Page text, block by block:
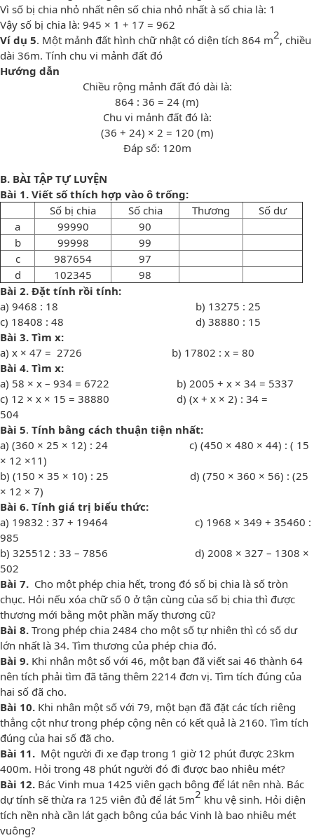
Vì số bị chia nhỏ nhất nên số chia nhỏ nhất à số chia là: 1
Vậy số bị chia là: 945 × 1 + 17 = 962
Ví dụ 5. Một mảnh đất hình chữ nhật có diện tích 864 m2, chiều
dài 36m. Tính chu vi mảnh đất đó
Hướng dẫn
Chiều rộng mảnh đất đó dài là:
864 : 36 = 24 (m)
Chu vi mảnh đất đó là:
(36 + 24) × 2 = 120 (m)
Đáp số: 120m
B. BÀI TẬP TỰ LUYỆN
Bài 1. Viết số thích hợp vào ô trống:
Số bị chia
Số chia Thương
Số dư
a
99990
90
b
99998
99
c
987654
97
d
102345
98
Bài 2. Đặt tính rồi tính:
a) 9468 : 18 b) 13275 : 25
c) 18408 : 48 d) 38880 : 15
Bài 3. Tìm x:
a) x × 47 = 2726 b) 17802 : x = 80
Bài 4. Tìm x:
a) 58 × x – 934 = 6722 b) 2005 + x × 34 = 5337
c) 12 × x × 15 = 38880 d) (x + x × 2) : 34 =
504
Bài 5. Tính bằng cách thuận tiện nhất:
a) (360 × 25 × 12) : 24 c) (450 × 480 × 44) : ( 15
× 12 ×11)
b) (150 × 35 × 10) : 25 d) (750 × 360 × 56) : (25
× 12 × 7)
Bài 6. Tính giá trị biểu thức:
a) 19832 : 37 + 19464 c) 1968 × 349 + 35460 :
985
b) 325512 : 33 – 7856 d) 2008 × 327 – 1308 ×
502
Bài 7. Cho một phép chia hết, trong đó số bị chia là số tròn
chục. Hỏi nếu xóa chữ số 0 ở tận cùng của số bị chia thì được
thương mới bằng một phần mấy thương cũ?
Bài 8. Trong phép chia 2484 cho một số tự nhiên thì có số dư
lớn nhất là 34. Tìm thương của phép chia đó.
Bài 9. Khi nhân một số với 46, một bạn đã viết sai 46 thành 64
nên tích phải tìm đã tăng thêm 2214 đơn vị. Tìm tích đúng của
hai số đã cho.
Bài 10. Khi nhân một số với 79, một bạn đã đặt các tích riêng
thẳng cột như trong phép cộng nên có kết quả là 2160. Tìm tích
đúng của hai số đã cho.
Bài 11. Một người đi xe đạp trong 1 giờ 12 phút được 23km
400m. Hỏi trong 48 phút người đó đi được bao nhiêu mét?
Bài 12. Bác Vinh mua 1425 viên gạch bông để lát nên nhà. Bác
dự tính sẽ thừa ra 125 viên đủ để lát 5m2 khu vệ sinh. Hỏi diện
tích nền nhà cần lát gạch bông của bác Vinh là bao nhiêu mét
vuông?